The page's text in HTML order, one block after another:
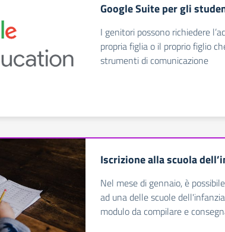
Google Suite per gli
I genitori possono richiedere
propria figlia o il proprio figlio
strumenti di comunicazione
Iscrizione alla scuola
Nel mese di gennaio, è
ad una delle scuole
modulo da compilare e